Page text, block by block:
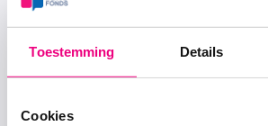
Toestemming Details
Cookies